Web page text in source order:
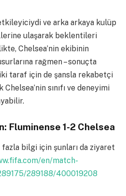
ve arka arkaya kulüp
ulaşarak beklentileri
Chelsea’nin ekibinin
rağmen – sonuçta
taraf için de şansla rekabetçi
sınıfı ve deneyimi
Fluminense 1-2 Chelsea
fazla bilgi için şunları da ziyaret
en/match-
289188/400019208